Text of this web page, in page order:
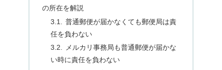
の所在を解説
普通郵便が届かなくても郵便局は責
任を負わない
メルカリ事務局も普通郵便が届かな
い時に責任を負わない